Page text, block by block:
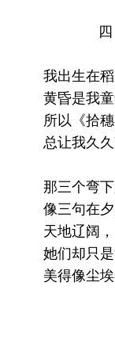
四
我出生在稻
黄昏是我
所以《拾穗
总让我久
那三个弯
像三句在
天地辽阔，
她们却只
美得像尘